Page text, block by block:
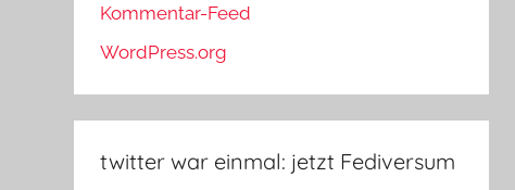
Kommentar-Feed
WordPress.org
twitter war einmal: jetzt Fediversum